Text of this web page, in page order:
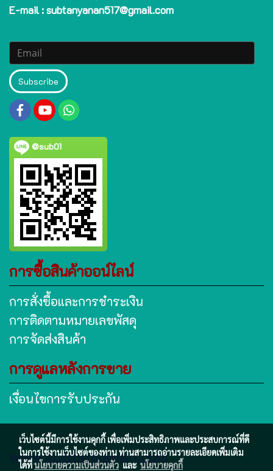
E-mail : subtanyanan517@gmail.com
Subscribe
@sub01
การซื้อสินค้าออน์ไลน์
การสั่งซื้อและการชำระเงิน
การติดตามหมายเลขพัสดุ
การจัดส่งสินค้า
การดูแลหลังการขาย
เงื่อนไขการรับประกัน
www.subtanyanan.com
เว็บไซต์นี้มีการใช้งานคุกกี้ เพื่อเพิ่มประสิทธิภาพและประสบการณ์ที่ดี
ในการใช้งานเว็บไซต์ของท่าน ท่านสามารถอ่านรายละเอียดเพิ่มเติม
ได้ที่นโยบายความเป็นส่วนตัว และ นโยบายคุกกี้